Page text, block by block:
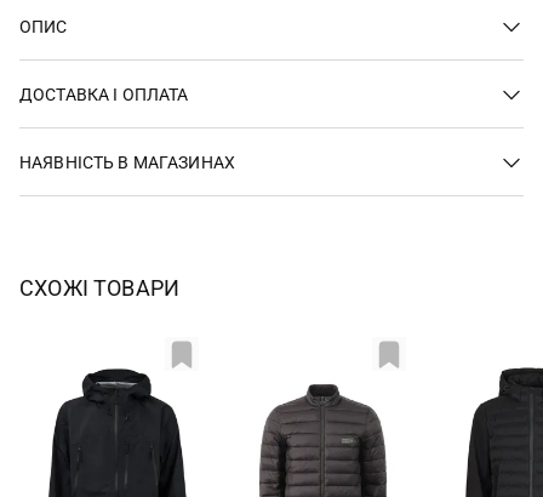
ОПИС
ДОСТАВКА І ОПЛАТА
НАЯВНІСТЬ В МАГАЗИНАХ
СХОЖІ ТОВАРИ